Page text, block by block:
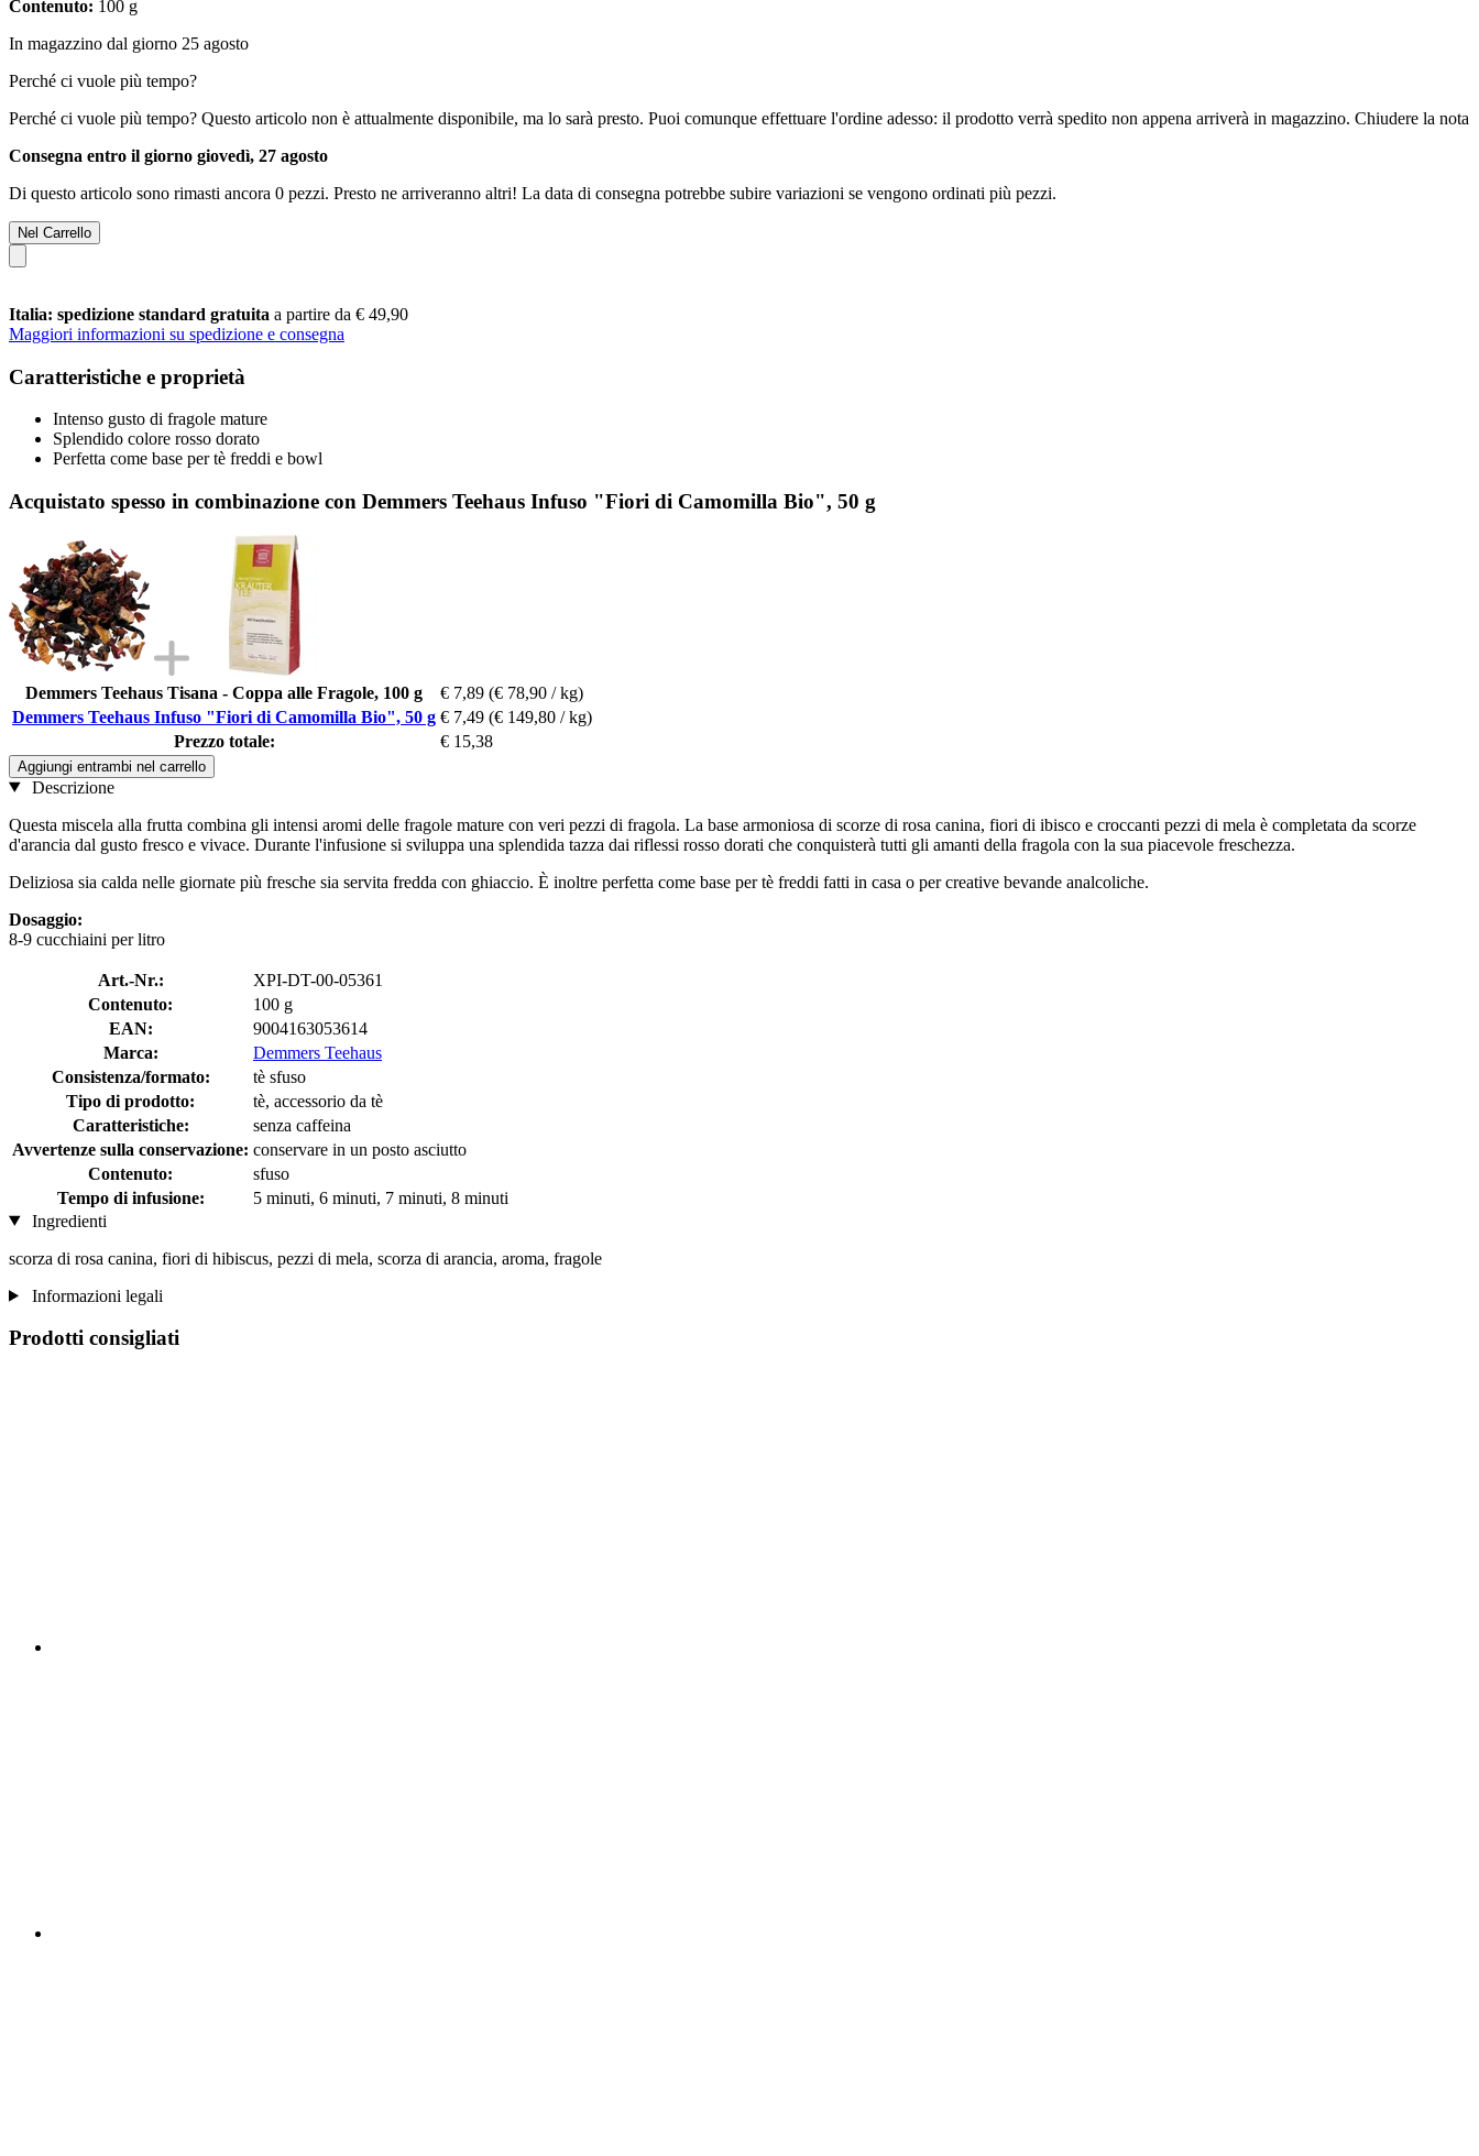
Contenuto: 100 g
In magazzino dal giorno 25 agosto
Perché ci vuole più tempo?
Perché ci vuole più tempo? Questo articolo non è attualmente disponibile, ma lo sarà presto. Puoi comunque effettuare l'ordine adesso: il prodotto verrà spedito non appena arriverà in magazzino. Chiudere la nota
Consegna entro il giorno giovedì, 27 agosto
Di questo articolo sono rimasti ancora 0 pezzi. Presto ne arriveranno altri! La data di consegna potrebbe subire variazioni se vengono ordinati più pezzi.
Nel Carrello
Italia: spedizione standard gratuita a partire da € 49,90
Maggiori informazioni su spedizione e consegna
Caratteristiche e proprietà
Intenso gusto di fragole mature
Splendido colore rosso dorato
Perfetta come base per tè freddi e bowl
Acquistato spesso in combinazione con Demmers Teehaus Infuso "Fiori di Camomilla Bio", 50 g
Demmers Teehaus Tisana - Coppa alle Fragole, 100 g € 7,89 (€ 78,90 / kg)
Demmers Teehaus Infuso "Fiori di Camomilla Bio", 50 g € 7,49 (€ 149,80 / kg)
Prezzo totale:
€ 15,38
Aggiungi entrambi nel carrello
Descrizione
Questa miscela alla frutta combina gli intensi aromi delle fragole mature con veri pezzi di fragola. La base armoniosa di scorze di rosa canina, fiori di ibisco e croccanti pezzi di mela è completata da scorze
d'arancia dal gusto fresco e vivace. Durante l'infusione si sviluppa una splendida tazza dai riflessi rosso dorati che conquisterà tutti gli amanti della fragola con la sua piacevole freschezza.
Deliziosa sia calda nelle giornate più fresche sia servita fredda con ghiaccio. È inoltre perfetta come base per tè freddi fatti in casa o per creative bevande analcoliche.
Dosaggio:
8-9 cucchiaini per litro
Art.-Nr.:
XPI-DT-00-05361
Contenuto:
100 g
EAN:
9004163053614
Marca:
Demmers Teehaus
Consistenza/formato:
tè sfuso
Tipo di prodotto:
tè, accessorio da tè
Caratteristiche:
senza caffeina
Avvertenze sulla conservazione: conservare in un posto asciutto
Contenuto:
sfuso
Tempo di infusione:
5 minuti, 6 minuti, 7 minuti, 8 minuti
Ingredienti
scorza di rosa canina, fiori di hibiscus, pezzi di mela, scorza di arancia, aroma, fragole
Informazioni legali
Prodotti consigliati